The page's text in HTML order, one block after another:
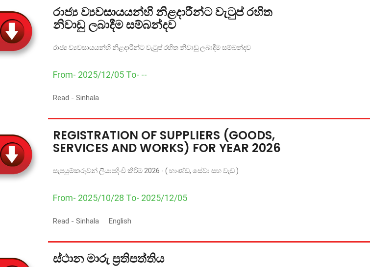
රාජ්‍ය ව්‍යවසායයන්හි නිළදාරීන්ට වැටුප් රහිත
නිවාඩු ලබාදීම සම්බන්දව
රාජ්‍ය ව්‍යවසායයන්හි නිළදාරීන්ට වැටුප් රහිත නිවාඩු ලබාදීම සම්බන්දව
From- 2025/12/05 To- --
Read - Sinhala
REGISTRATION OF SUPPLIERS (GOODS,
SERVICES AND WORKS) FOR YEAR 2026
සැපයුම්කරුවන් ලියාපදිංචි කිරීම 2026 - ( භාණ්ඩ, සේවා සහ වැඩ )
From- 2025/10/28 To- 2025/12/05
Read - Sinhala English
ස්ථාන මාරු ප්‍රතිපත්තිය